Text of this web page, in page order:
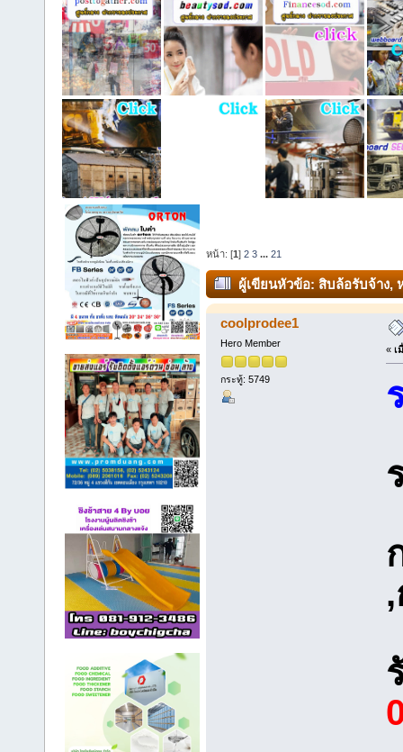
หน้า: [1 ] 2 3 ... 21
ผู้เขียนหัวข้อ: สิบล้อรับจ้าง,
coolprodee1
Hero Member
กระทู้: 5749
« เ